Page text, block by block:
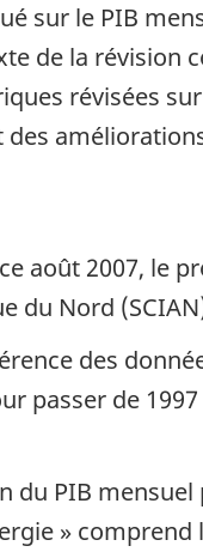
sur le PIB
de la
révisées
août 2007, le
Nord
des
passer de 1997
du PIB
»